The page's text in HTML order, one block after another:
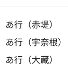
行（赤堤）
行（宇奈根）
行（大蔵）